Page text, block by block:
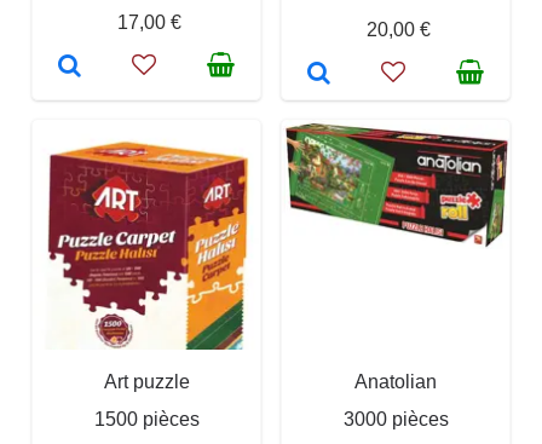
17,00 €
20,00 €
Art puzzle
1500 pièces
Anatolian
3000 pièces